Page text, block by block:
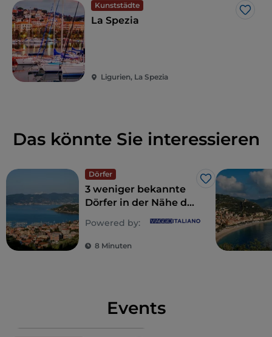
Kunststädte
Like
La Spezia
Ligurien, La Spezia
Das könnte Sie interessieren
Dörfer
Like
3 weniger bekannte
Dörfer in der Nähe der
Cinque Terre, im
östlichen Ligurien
Powered by:
8 Minuten
Events